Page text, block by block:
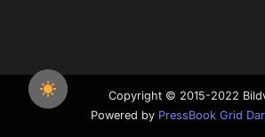
Copyright © 2015-2022
Powered by PressBook Grid